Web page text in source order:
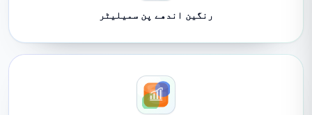
رنگین اندھے پن سمیلیٹر